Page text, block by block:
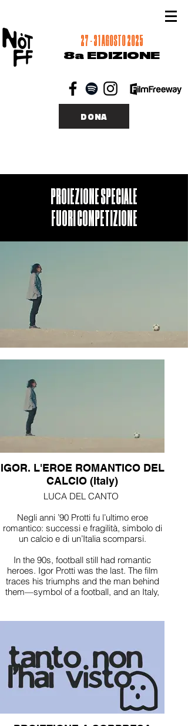
27 - 31 AGOSTO 2025
8a EDIZIONE
DONA
PROIEZIONE SPECIALE
FUORI COMPETIZIONE
IGOR. L'EROE ROMANTICO DEL
CALCIO (Italy)
LUCA DEL CANTO
Negli anni ’90 Protti fu l’ultimo eroe
romantico: successi e fragilità, simbolo di
un calcio e di un’Italia scomparsi.
In the 90s, football still had romantic
heroes. Igor Protti was the last. The film
traces his triumphs and the man behind
them—symbol of a football, and an Italy,